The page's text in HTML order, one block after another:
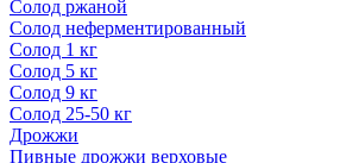
Солод ржаной
Солод неферментированный
Солод 1 кг
Солод 5 кг
Солод 9 кг
Солод 25-50 кг
Дрожжи
Пивные дрожжи верховые